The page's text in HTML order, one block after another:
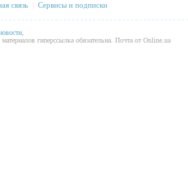
связь Сервисы и подписки
гиперссылка обязательна. Почта от Online.ua